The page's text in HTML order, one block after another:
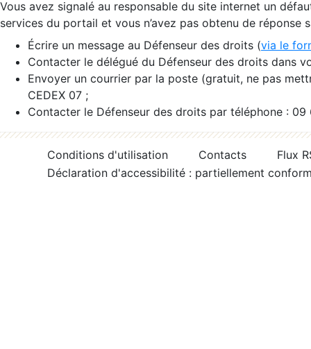
Vous avez signalé au responsable du site internet un
services du portail et vous n’avez pas obtenu de réponse
Écrire un message au Défenseur des droits (via le
Contacter le délégué du Défenseur des droits dans
Envoyer un courrier par la poste (gratuit, ne pas
CEDEX 07 ;
Contacter le Défenseur des droits par téléphone :
Conditions d'utilisation Contacts
Flux
Déclaration d'accessibilité : partiellement